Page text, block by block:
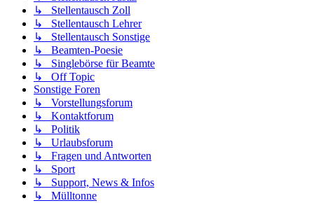
↳ Stellentausch Zoll
↳ Stellentausch Lehrer
↳ Stellentausch Sonstige
↳ Beamten-Poesie
↳ Singlebörse für Beamte
↳ Off Topic
Sonstige Foren
↳ Vorstellungsforum
↳ Kontaktforum
↳ Politik
↳ Urlaubsforum
↳ Fragen und Antworten
↳ Sport
↳ Support, News & Infos
↳ Mülltonne